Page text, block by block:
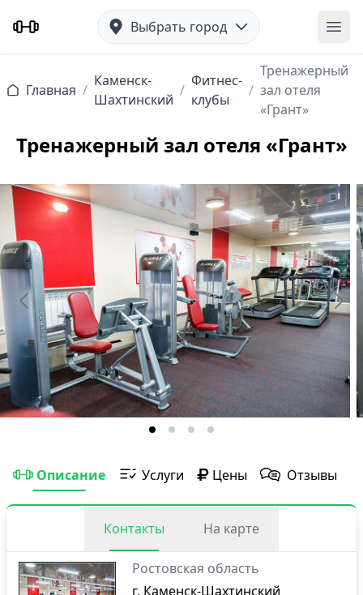
Выбрать город
Главная /
Каменск-
Шахтинский
/
Фитнес-
клубы
/
Тренажерный
зал отеля
«Грант»
Тренажерный зал отеля «Грант»
Описание Услуги Цены Отзывы
Контакты На карте
Ростовская область
г. Каменск-Шахтинский